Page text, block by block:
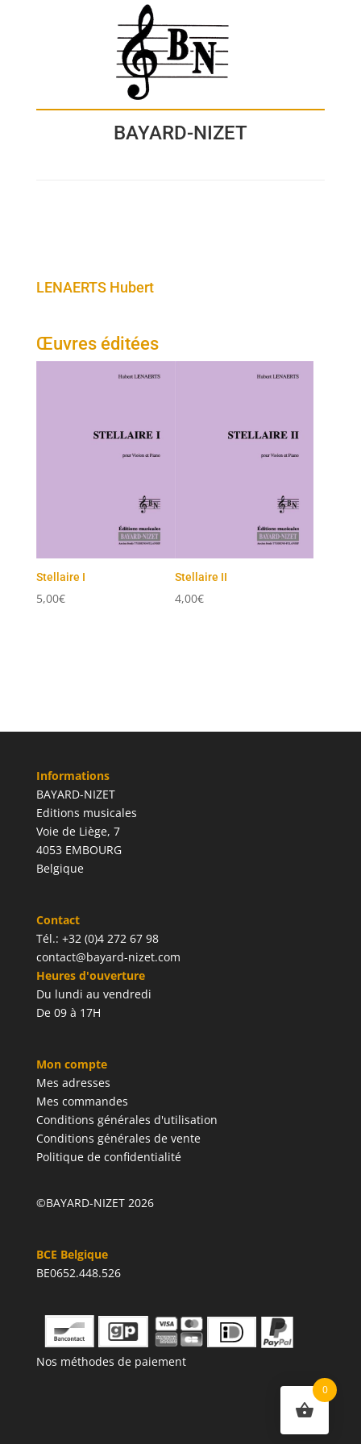
BAYARD-NIZET
LENAERTS Hubert
Œuvres éditées
Stellaire I
5,00€
Stellaire II
4,00€
Informations
BAYARD-NIZET
Editions musicales
Voie de Liège, 7
4053 EMBOURG
Belgique
Contact
Tél.: +32 (0)4 272 67 98
contact@bayard-nizet.com
Heures d'ouverture
Du lundi au vendredi
De 09 à 17H
Mon compte
Mes adresses
Mes commandes
Conditions générales d'utilisation
Conditions générales de vente
Politique de confidentialité
©BAYARD-NIZET 2026
BCE Belgique
BE0652.448.526
Nos méthodes de paiement
0